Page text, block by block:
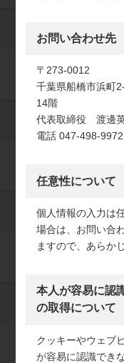
お問い合わせ先
〒273-0012
千葉県船橋市浜町
14階
代表取締役 渡邊
電話 047-498-9972
任意性について
個人情報の入力は
場合は、お問い合
ますので、あらか
本人が容易に認
の取得について
クッキーやウェブ
が容易に認識でき
電話番号 必須
メールアドレス 必須
メールアドレス（確認
生年月日 必須